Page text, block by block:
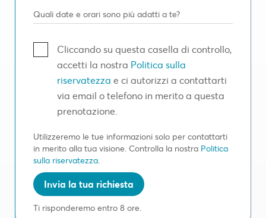
Cliccando su questa casella di controllo,
accetti la nostra Politica sulla
riservatezza e ci autorizzi a contattarti
via email o telefono in merito a questa
prenotazione.
Utilizzeremo le tue informazioni solo per contattarti
in merito alla tua visione. Controlla la nostra Politica
sulla riservatezza.
Ti risponderemo entro 8 ore.